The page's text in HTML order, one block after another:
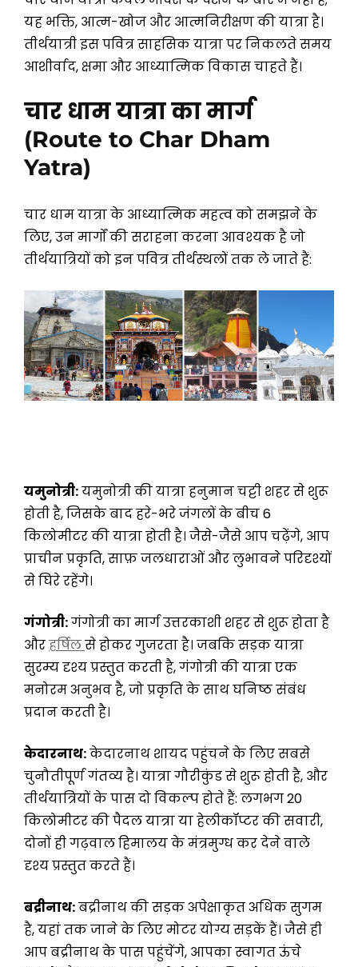
यह भक्ति, आत्म-खोज और आत्मनिरीक्षण की यात्रा है।
तीर्थयात्री इस पवित्र साहसिक यात्रा पर निकलते समय
आशीर्वाद, क्षमा और आध्यात्मिक विकास चाहते हैं।
चार धाम यात्रा का मार्ग
(Route to Char Dham
Yatra)
चार धाम यात्रा के आध्यात्मिक महत्व को समझने के
लिए, उन मार्गों की सराहना करना आवश्यक है जो
तीर्थयात्रियों को इन पवित्र तीर्थस्थलों तक ले जाते हैं:
यमुनोत्री:यमुनोत्री की यात्रा हनुमान चट्टी शहर से शुरू
होती है, जिसके बाद हरे-भरे जंगलों के बीच 6
किलोमीटर की यात्रा होती है। जैसे-जैसे आप चढ़ेंगे, आप
प्राचीन प्रकृति, साफ़ जलधाराओं और लुभावने परिदृश्यों
से घिरे रहेंगे।
गंगोत्री:गंगोत्री का मार्ग उत्तरकाशी शहर से शुरू होता है
औरहर्षिलसे होकर गुजरता है। जबकि सड़क यात्रा
सुरम्य दृश्य प्रस्तुत करती है, गंगोत्री की यात्रा एक
मनोरम अनुभव है, जो प्रकृति के साथ घनिष्ठ संबंध
प्रदान करती है।
केदारनाथ:केदारनाथ शायद पहुंचने के लिए सबसे
चुनौतीपूर्ण गंतव्य है। यात्रा गौरीकुंड से शुरू होती है, और
तीर्थयात्रियों के पास दो विकल्प होते हैं: लगभग 20
किलोमीटर की पैदल यात्रा या हेलीकॉप्टर की सवारी,
दोनों ही गढ़वाल हिमालय के मंत्रमुग्ध कर देने वाले
दृश्य प्रस्तुत करते हैं।
बद्रीनाथ:बद्रीनाथ की सड़क अपेक्षाकृत अधिक सुगम
है, यहां तक जाने के लिए मोटर योग्य सड़कें हैं। जैसे ही
आप बद्रीनाथ के पास पहुंचेंगे, आपका स्वागत ऊंचे